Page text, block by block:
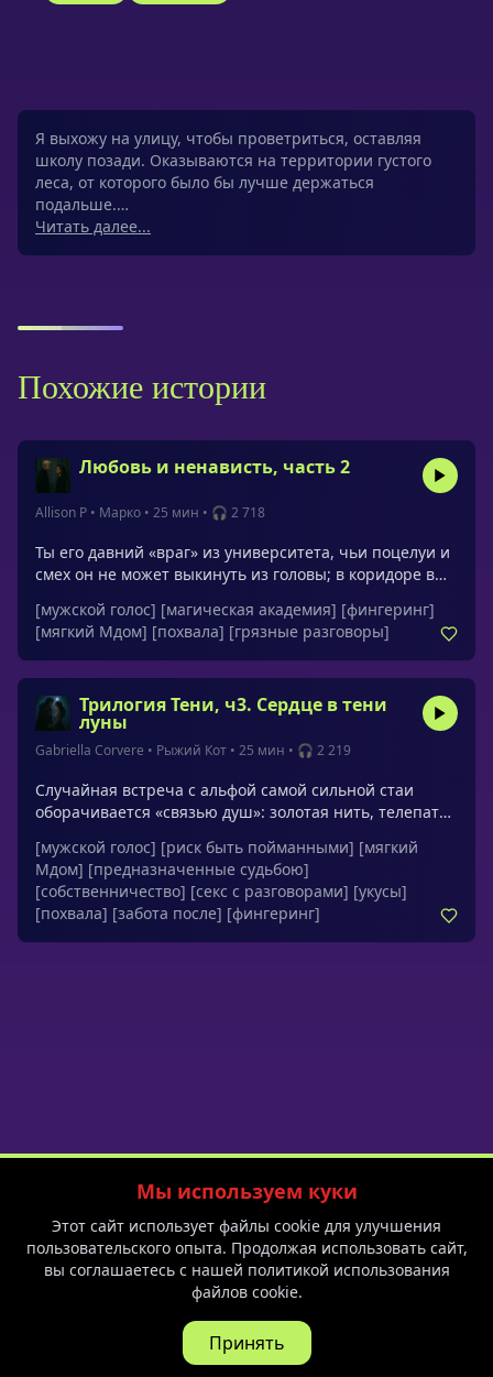
Я выхожу на улицу, чтобы проветриться, оставляя
школу позади. Оказываются на территории густого
леса, от которого было бы лучше держаться
подальше.…
Читать далее...
Похожие истории
Любовь и ненависть, часть 2
Allison P • Марко • 25 мин • 🎧 2 718
Ты его давний «враг» из университета, чьи поцелуи и
смех он не может выкинуть из головы; в коридоре вы
превращаете напряжение в тёплую близость и
успокоение. История даёт чувство принятия и мягкого
послевкусия, чтобы легче выдохнуть и
уснуть.Упомянутые обращения: детка, принцесса,
милая
[мужской голос] [магическая академия] [фингеринг]
[мягкий Мдом] [похвала] [грязные разговоры]
Трилогия Тени, ч3. Сердце в тени
луны
Gabriella Corvere • Рыжий Кот • 25 мин • 🎧 2 219
Случайная встреча с альфой самой сильной стаи
оборачивается «связью душ»: золотая нить, телепатия
сопротивляешься, но постепенно принимаешь свое
призвание — быть его истинной парой — и
получаешь то, чего искала: принадлежность,
нежность и долгожданное «мы».Обращения: моя пара,
моя жена, моя судьба, маленькая омега, моя
[мужской голос] [риск быть пойманными] [мягкий
Мдом] [предназначенные судьбою]
[собственничество] [секс с разговорами] [укусы]
[похвала] [забота после] [фингеринг]
Неожиданный звонок
Рина Акерман • Mr. Nobody
Пользовательское соглашение
F.A.Q.Спешл на 8 марта
help@yessa.app
Мы используем куки
Этот сайт использует файлы cookie для улучшения
пользовательского опыта. Продолжая использовать сайт,
вы соглашаетесь с нашей политикой использования
файлов cookie.
Принять